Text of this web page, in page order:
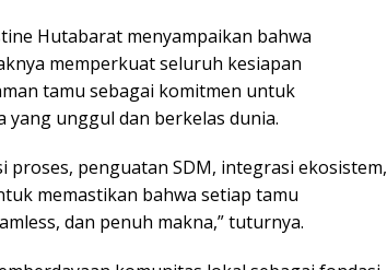
Hutabarat menyampaikan bahwa
memperkuat seluruh kesiapan
tamu sebagai komitmen untuk
unggul dan berkelas dunia.
proses, penguatan SDM, integrasi ekosistem,
memastikan bahwa setiap tamu
dan penuh makna,” tuturnya.